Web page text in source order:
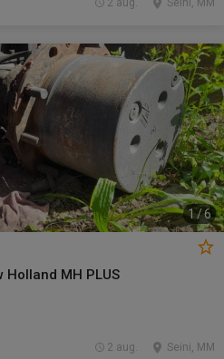
Seini, MM
2 aug.
1/6
MH PLUS
Seini, MM
2 aug.